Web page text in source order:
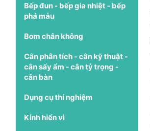
Bếp đun - bếp gia nhiệt - bếp
phá mẫu
Bơm chân không
Cân phân tích - cân kỹ thuật -
cân sấy ẩm - cân tỷ trọng -
cân bàn
Dụng cụ thí nghiệm
Kính hiển vi